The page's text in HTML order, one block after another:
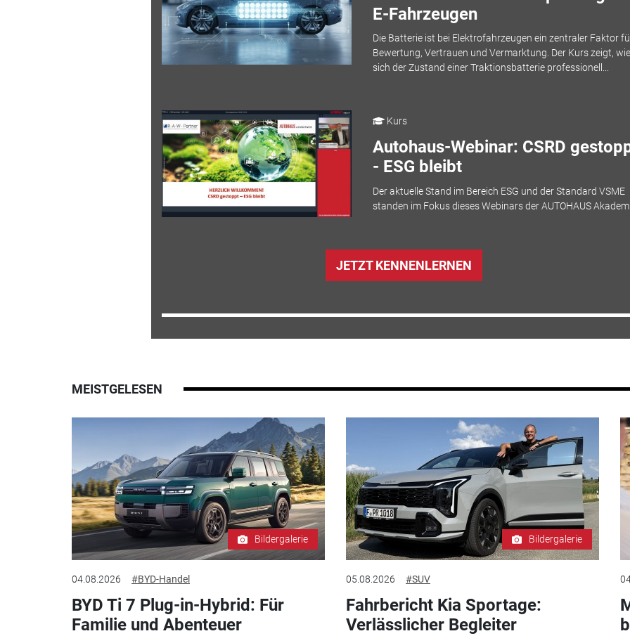
E-Fahrzeugen
Die Batterie ist bei Elektrofahrzeugen ein zentraler Faktor
Bewertung, Vertrauen und Vermarktung. Der Kurs zeigt, wie
sich der Zustand einer Traktionsbatterie professionell...
Kurs
Autohaus-Webinar: CSRD
- ESG bleibt
Der aktuelle Stand im Bereich ESG und der Standard VSME
standen im Fokus dieses Webinars der AUTOHAUS
JETZT KENNENLERNEN
MEISTGELESEN
Bildergalerie
04.08.2026 #BYD-Handel
BYD Ti 7 Plug-in-Hybrid: Für
Familie und Abenteuer
Bildergalerie
05.08.2026 #SUV
Fahrbericht Kia Sportage:
Verlässlicher Begleiter